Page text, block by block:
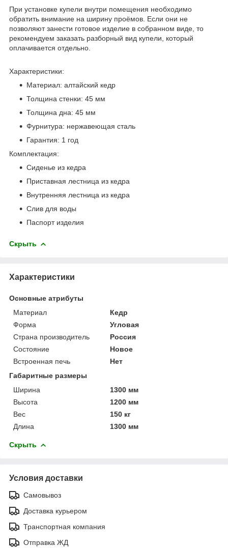
При установке купели внутри помещения необходимо
обратить внимание на ширину проёмов. Если они не
позволяют занести готовое изделие в собранном виде, то
рекомендуем заказать разборный вид купели, который
оплачивается отдельно.
Характеристики:
Материал: алтайский кедр
Толщина стенки: 45 мм
Толщина дна: 45 мм
Фурнитура: нержавеющая сталь
Гарантия: 1 год
Комплектация:
Сиденье из кедра
Приставная лестница из кедра
Внутренняя лестница из кедра
Слив для воды
Паспорт изделия
Скрыть
Характеристики
Основные атрибуты
Материал
Кедр
Форма
Угловая
Страна производитель
Россия
Состояние
Новое
Встроенная печь
Нет
Габаритные размеры
Ширина
1300 мм
Высота
1200 мм
Вес
150 кг
Длина
1300 мм
Скрыть
Условия доставки
Самовывоз
Доставка курьером
Транспортная компания
Отправка ЖД